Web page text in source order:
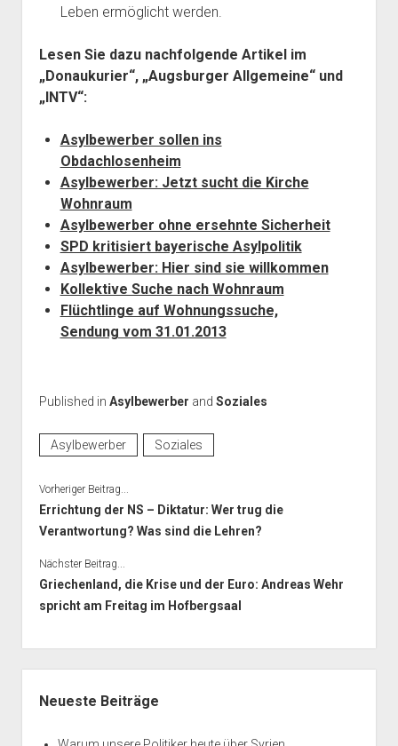
Leben ermöglicht werden.
Lesen Sie dazu nachfolgende Artikel im
„Donaukurier“, „Augsburger Allgemeine“ und
„INTV“:
Asylbewerber sollen ins
Obdachlosenheim
Asylbewerber: Jetzt sucht die Kirche
Wohnraum
Asylbewerber ohne ersehnte Sicherheit
SPD kritisiert bayerische Asylpolitik
Asylbewerber: Hier sind sie willkommen
Kollektive Suche nach Wohnraum
Flüchtlinge auf Wohnungssuche,
Sendung vom 31.01.2013
Published in Asylbewerber and Soziales
Asylbewerber Soziales
Vorheriger Beitrag...
Errichtung der NS – Diktatur: Wer trug die
Verantwortung? Was sind die Lehren?
Nächster Beitrag...
Griechenland, die Krise und der Euro: Andreas Wehr
spricht am Freitag im Hofbergsaal
Neueste Beiträge